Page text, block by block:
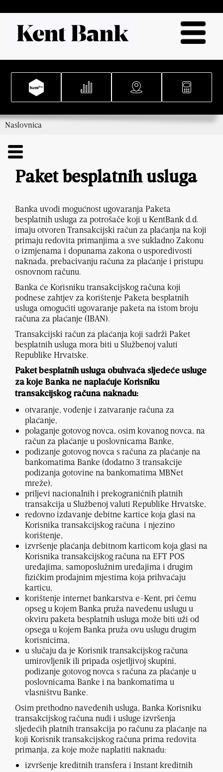
Naslovnica
Paket besplatnih usluga
Banka uvodi mogućnost ugovaranja Paketa
besplatnih usluga za potrošače koji u KentBank d.d.
imaju otvoren Transakcijski račun za plaćanja na koji
primaju redovita primanjima a sve sukladno Zakonu
o izmjenama i dopunama zakona o usporedivosti
naknada, prebacivanju računa za plaćanje i pristupu
osnovnom računu.
Banka će Korisniku transakcijskog računa koji
podnese zahtjev za korištenje Paketa besplatnih
usluga omogućiti ugovaranje paketa na istom broju
računa za plaćanje (IBAN).
Transakcijski račun za plaćanja koji sadrži Paket
besplatnih usluga mora biti u Službenoj valuti
Republike Hrvatske.
Paket besplatnih usluga obuhvaća sljedeće usluge
za koje Banka ne naplaćuje Korisniku
transakcijskog računa naknadu:
otvaranje, vođenje i zatvaranje računa za
plaćanje,
polaganje gotovog novca, osim kovanog novca, na
račun za plaćanje u poslovnicama Banke,
podizanje gotovog novca s računa za plaćanje na
bankomatima Banke (dodatno 3 transakcije
podizanja gotovine na bankomatima MBNet
mreže),
priljevi nacionalnih i prekograničnih platnih
transakcija u Službenoj valuti Republike Hrvatske,
redovno izdavanje debitne kartice koja glasi na
Korisnika transakcijskog računa i njezino
korištenje,
izvršenje plaćanja debitnom karticom koja glasi na
Korisnika transakcijskog računa na EFT POS
uređajima, samoposlužnim uređajima i drugim
fizičkim prodajnim mjestima koja prihvaćaju
karticu,
korištenje internet bankarstva e-Kent, pri čemu
opseg u kojem Banka pruža navedenu uslugu u
okviru paketa besplatnih usluga može biti uži od
opsega u kojem Banka pruža ovu uslugu drugim
korisnicima,
u slučaju da je Korisnik transakcijskog računa
umirovljenik ili pripada osjetljivoj skupini,
podizanje gotovog novca s računa za plaćanje u
poslovnicama Banke i na bankomatima u
vlasništvu Banke.
Osim prethodno navedenih usluga, Banka Korisniku
transakcijskog računa nudi i usluge izvršenja
sljedećih platnih transakcija po računu za plaćanje na
koji Korisnik transakcijskog računa prima redovita
primanja, za koje može naplatiti naknadu:
izvršenje kreditnih transfera i Instant kreditnih